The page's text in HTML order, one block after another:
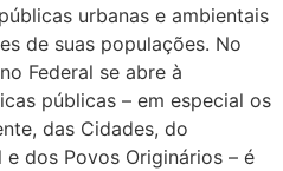
urbanas e ambientais
de suas populações. No
Federal se abre à
públicas – em especial os
das Cidades, do
dos Povos Originários – é